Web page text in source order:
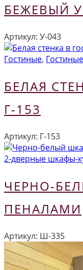
БЕЖЕВЫЙ
Артикул: У-043
Гостиные,
БЕЛАЯ
Г-153
Артикул: Г-153
2-дверные шкафы-
ЧЕРНО-
ПЕНАЛАМИ
Артикул: Ш-335